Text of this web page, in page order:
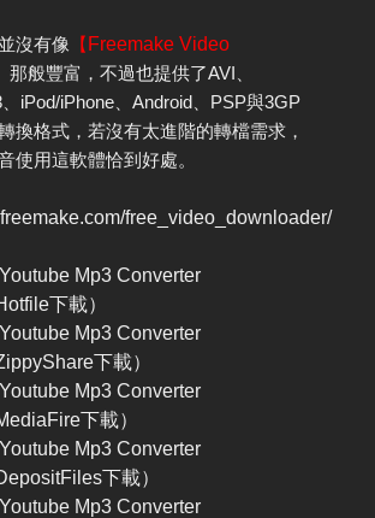
沒有像 【 Freemake Video
那般豐富，不過也提供了AVI、
iPod/iPhone、Android、PSP與3GP
換格式，若沒有太進階的轉檔需求，
使用這軟體恰到好處。
free_video_downloader/
Mp3 Converter
下載）
Mp3 Converter
下載）
Mp3 Converter
下載）
Mp3 Converter
下載）
Mp3 Converter